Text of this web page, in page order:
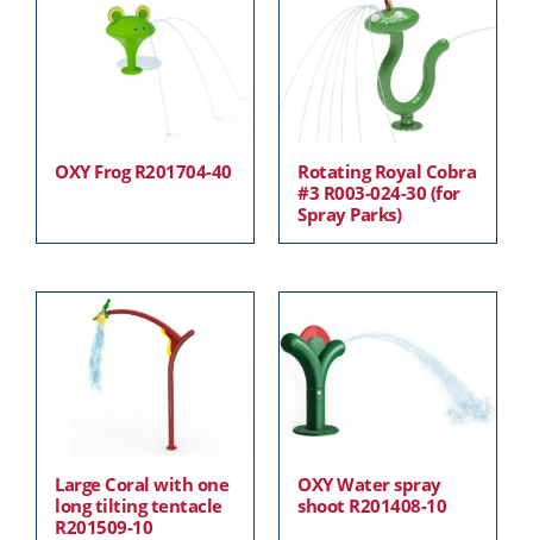
OXY Frog R201704-40
Rotating Royal Cobra
#3 R003-024-30 (for
Spray Parks)
Large Coral with one
long tilting tentacle
R201509-10
OXY Water spray
shoot R201408-10